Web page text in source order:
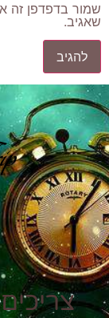
שמור בדפדפן זה
שאגיב.